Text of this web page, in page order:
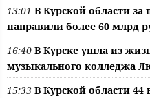
13:01 В Курской области за
направили более 60 млрд
16:40 В Курске ушла из
музыкального колледжа
15:33 В Курской области 44